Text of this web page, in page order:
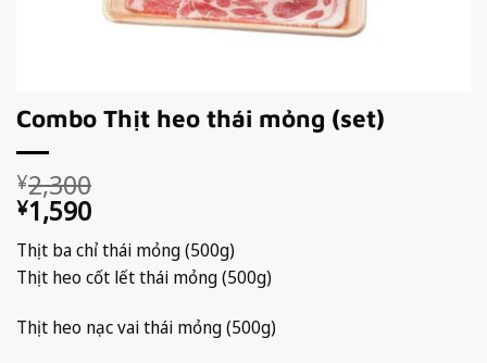
Combo Thịt heo thái mỏng (set)
¥2,300
Giá
gốc
là:
¥2,300.
¥1,590
Giá
hiện
tại
là:
¥1,590.
Thịt ba chỉ thái mỏng (500g)
Thịt heo cốt lết thái mỏng (500g)
Thịt heo nạc vai thái mỏng (500g)